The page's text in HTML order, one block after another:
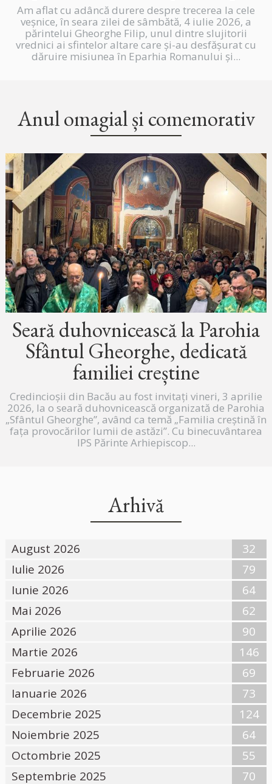
Am aflat cu adâncă durere despre trecerea la cele
veșnice, în seara zilei de sâmbătă, 4 iulie 2026, a
părintelui Gheorghe Filip, unul dintre slujitorii
vrednici ai sfintelor altare care și-au desfășurat cu
dăruire misiunea în Eparhia Romanului și...
Anul omagial și comemorativ
Seară duhovnicească la Parohia
Sfântul Gheorghe, dedicată
familiei creștine
Credincioșii din Bacău au fost invitați vineri, 3 aprilie
2026, la o seară duhovnicească organizată de Parohia
„Sfântul Gheorghe”, având ca temă „Familia creștină în
fața provocărilor lumii de astăzi”. Cu binecuvântarea
IPS Părinte Arhiepiscop...
Arhivă
August 2026
32
Iulie 2026
79
Iunie 2026
64
Mai 2026
62
Aprilie 2026
90
Martie 2026
146
Februarie 2026
69
Ianuarie 2026
73
Decembrie 2025
124
Noiembrie 2025
64
Octombrie 2025
55
Septembrie 2025
70